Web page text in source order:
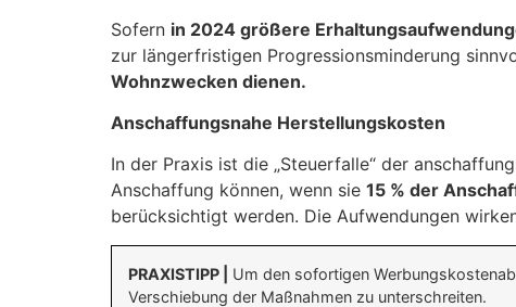
Sofern in 2024 größere
zur längerfristigen Progressionsminderung
Wohnzwecken dienen.
Anschaffungsnahe Herstellungskosten
In der Praxis ist die „Steuerfalle“ der
Anschaffung können, wenn sie 15 % der
berücksichtigt werden. Die Aufwendungen
PRAXISTIPP |
Um den sofortigen
Verschiebung der Maßnahmen zu unterschreiten.